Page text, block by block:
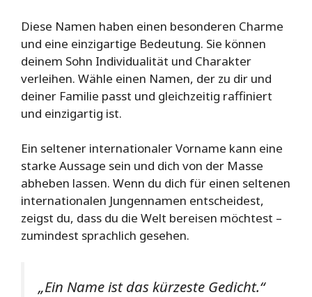
Diese Namen haben einen besonderen Charme
und eine einzigartige Bedeutung. Sie können
deinem Sohn Individualität und Charakter
verleihen. Wähle einen Namen, der zu dir und
deiner Familie passt und gleichzeitig raffiniert
und einzigartig ist.
Ein seltener internationaler Vorname kann eine
starke Aussage sein und dich von der Masse
abheben lassen. Wenn du dich für einen seltenen
internationalen Jungennamen entscheidest,
zeigst du, dass du die Welt bereisen möchtest –
zumindest sprachlich gesehen.
„Ein Name ist das kürzeste Gedicht.“